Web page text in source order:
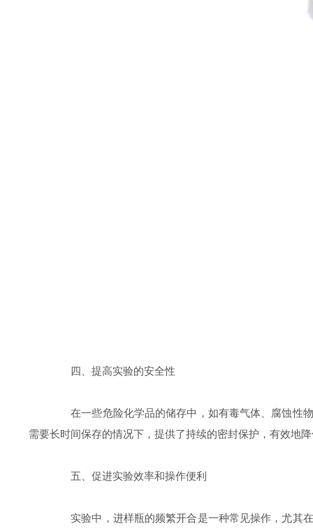
四、提高实验的安全性
在一些危险化学品的储存中，如有毒气体、腐蚀性物
需要长时间保存的情况下，提供了持续的密封保护，有效地
五、促进实验效率和操作便利
实验中，进样瓶的频繁开合是一种常见操作，尤其在